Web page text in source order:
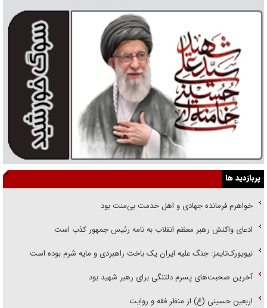
پربازدید ها
خواهرم فرمانده جهادی و اهل خدمت بی‌منت بود
ادعای واکنش رهبر معظم انقلاب به نامه رئیس جمهور کذب است
نیویورک‌تایمز: جنگ علیه ایران یک باخت راهبردی و مایه شرم بوده است
آخرین صحبت‌های پسرم دلتنگی برای رهبر شهید بود
اربعین حسینی (ع) از منظر فقه و روایت